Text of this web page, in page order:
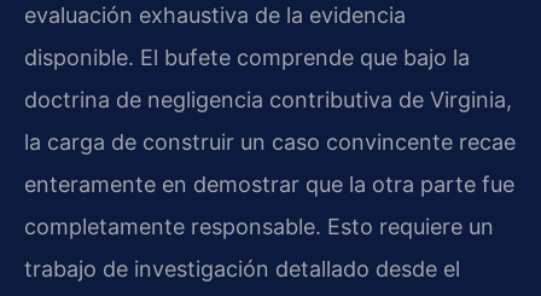
evaluación exhaustiva de la evidencia
disponible. El bufete comprende que bajo la
doctrina de negligencia contributiva de Virginia,
la carga de construir un caso convincente recae
enteramente en demostrar que la otra parte fue
completamente responsable. Esto requiere un
trabajo de investigación detallado desde el